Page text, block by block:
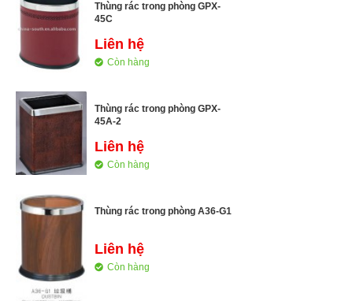
Thùng rác trong phòng GPX-
45C
Liên hệ
Còn hàng
Thùng rác trong phòng GPX-
45A-2
Liên hệ
Còn hàng
Thùng rác trong phòng A36-G1
Liên hệ
Còn hàng